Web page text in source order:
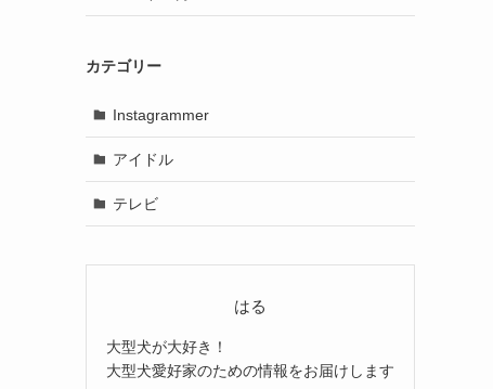
カテゴリー
Instagrammer
アイドル
テレビ
はる
大型犬が大好き！
大型犬愛好家のための情報をお届けします